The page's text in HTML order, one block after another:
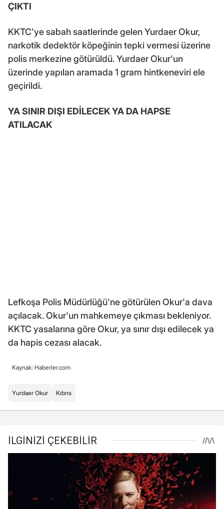
ÇIKTI
KKTC'ye sabah saatlerinde gelen Yurdaer Okur,
narkotik dedektör köpeğinin tepki vermesi üzerine
polis merkezine götürüldü. Yurdaer Okur'un
üzerinde yapılan aramada 1 gram hintkeneviri ele
geçirildi.
YA SINIR DIŞI EDİLECEK YA DA HAPSE
ATILACAK
Lefkoşa Polis Müdürlüğü'ne götürülen Okur'a dava
açılacak. Okur'un mahkemeye çıkması bekleniyor.
KKTC yasalarına göre Okur, ya sınır dışı edilecek ya
da hapis cezası alacak.
Kaynak: Haberler.com
Yurdaer Okur Kıbrıs